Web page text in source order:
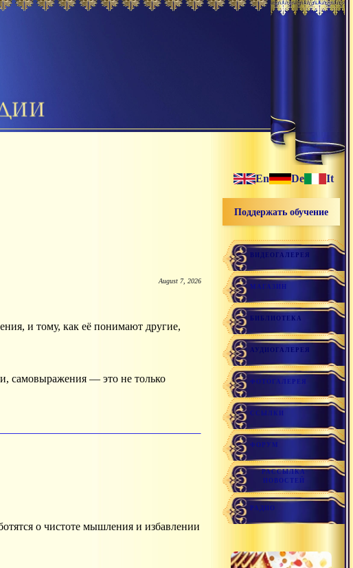
August 7, 2026
самовыражения — это не только
о чистоте мышления и избавлении
En De It
Поддержать обучение
ВИДЕОГАЛЕРЕЯ
МАГАЗИН
БИБЛИОТЕКА
АУДИОГАЛЕРЕЯ
ФОТОГАЛЕРЕЯ
ССЫЛКИ
ФОРУМ
РАССЫЛКА
НОВОСТЕЙ
РАДИО